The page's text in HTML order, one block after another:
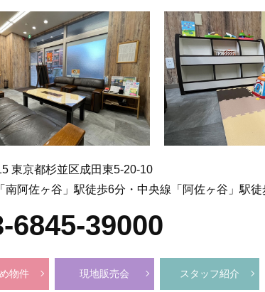
東京都杉並区成田東5-20-10
南阿佐ヶ谷」駅徒歩6分・中央線「阿佐ヶ谷」駅徒
6845-39000
物件 現地販売会 スタッフ紹介